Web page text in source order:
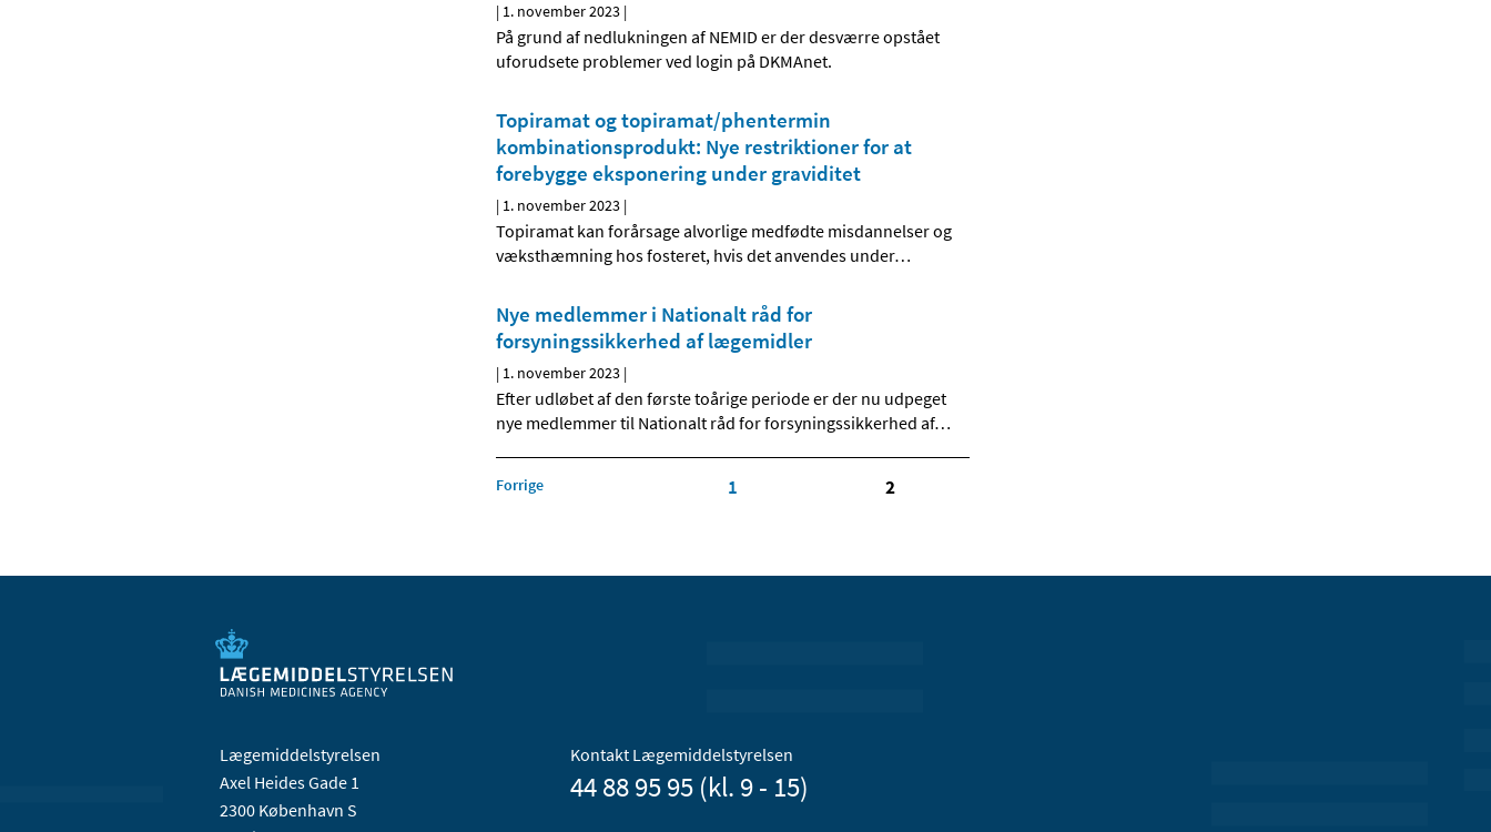
| 1. november 2023 |
På grund af nedlukningen af NEMID er der desværre opstået
uforudsete problemer ved login på DKMAnet.
Topiramat og topiramat/phentermin
kombinationsprodukt: Nye restriktioner for at
forebygge eksponering under graviditet
| 1. november 2023 |
Topiramat kan forårsage alvorlige medfødte misdannelser og
væksthæmning hos fosteret, hvis det anvendes under…
Nye medlemmer i Nationalt råd for
forsyningssikkerhed af lægemidler
| 1. november 2023 |
Efter udløbet af den første toårige periode er der nu udpeget
nye medlemmer til Nationalt råd for forsyningssikkerhed af…
Forrige 1 2
Lægemiddelstyrelsen
Axel Heides Gade 1
2300 København S
Kontakt Lægemiddelstyrelsen
44 88 95 95 (kl. 9 - 15)